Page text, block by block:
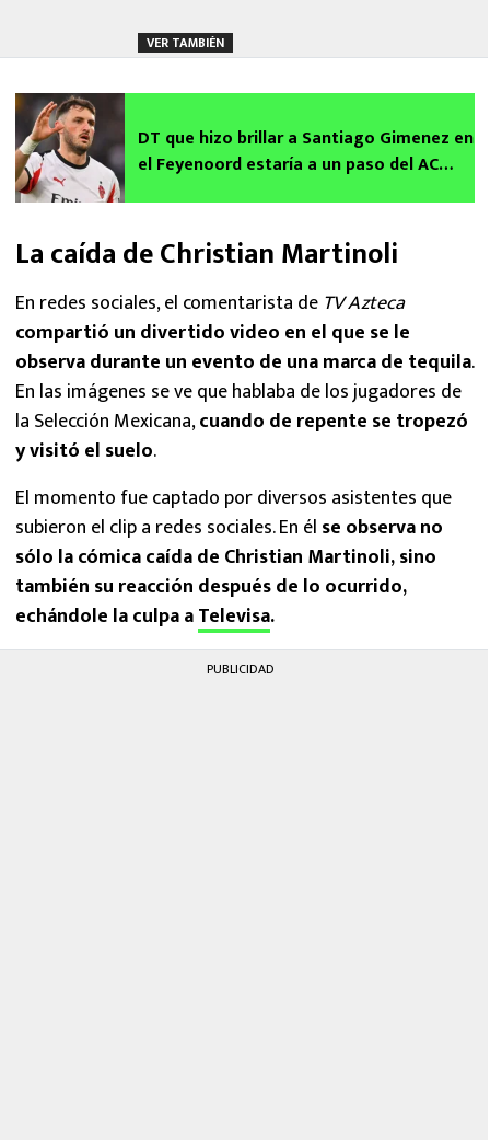
VER TAMBIÉN
DT que hizo brillar a Santiago Gimenez en
el Feyenoord estaría a un paso del AC
La caída de Christian Martinoli
En redes sociales, el comentarista de TV Azteca
compartió un divertido video en el que se le
observa durante un evento de una marca de tequila.
En las imágenes se ve que hablaba de los jugadores de
la Selección Mexicana,cuando de repente se tropezó
y visitó el suelo.
El momento fue captado por diversos asistentes que
subieron el clip a redes sociales. En él se observa no
sólo la cómica caída de Christian Martinoli, sino
también su reacción después de lo ocurrido,
echándole la culpa aTelevisa.
PUBLICIDAD